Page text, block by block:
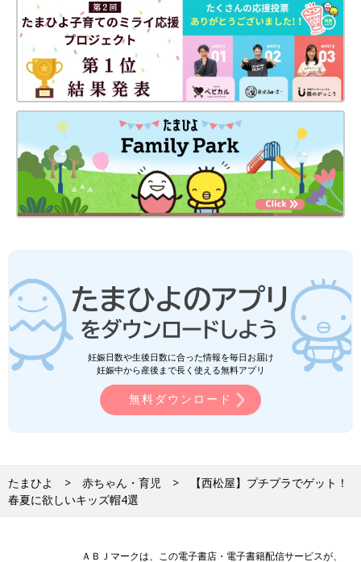
妊娠日数や生後日数に合った情報を毎日お届け
妊娠中から産後まで長く使える無料アプリ
無料ダウンロード
たまひよ 赤ちゃん・育児
【西松屋】プチプラでゲット！
春夏に欲しいキッズ帽4選
ＡＢＪマークは、この電子書店・電子書籍配信サービスが、